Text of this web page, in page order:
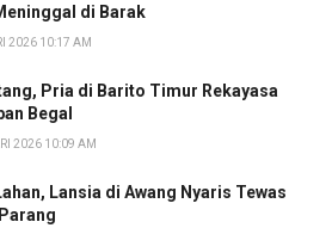
di Barak
2026 10:17 AM
Pria di Barito Timur Rekayasa
Begal
2026 10:09 AM
Lansia di Awang Nyaris Tewas